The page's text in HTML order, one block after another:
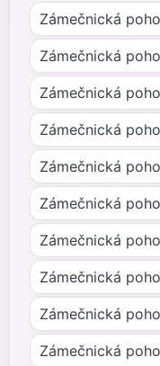
Zámečnická
Zámečnická
Zámečnická
Zámečnická
Zámečnická
Zámečnická
Zámečnická
Zámečnická
Zámečnická
Zámečnická